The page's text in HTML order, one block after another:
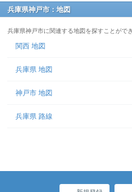
兵庫県神戸市：地図
兵庫県神戸市に関連する地図を探すことができ
関西 地図
兵庫県 地図
神戸市 地図
兵庫県 路線